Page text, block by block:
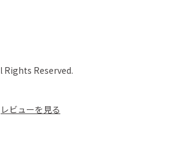
Rights Reserved.
レビューを見る